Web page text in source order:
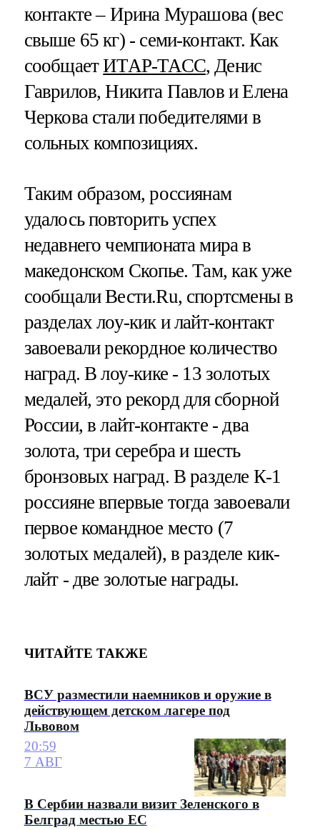
контакте – Ирина Мурашова (вес
свыше 65 кг) - семи-контакт. Как
сообщаетИТАР-ТАСС, Денис
Гаврилов, Никита Павлов и Елена
Черкова стали победителями в
сольных композициях.
Таким образом, россиянам
удалось повторить успех
недавнего чемпионата мира в
македонском Скопье. Там, как уже
сообщали Вести.Ru, спортсмены в
разделах лоу-кик и лайт-контакт
завоевали рекордное количество
наград. В лоу-кике - 13 золотых
медалей, это рекорд для сборной
России, в лайт-контакте - два
золота, три серебра и шесть
бронзовых наград. В разделе К-1
россияне впервые тогда завоевали
первое командное место (7
золотых медалей), в разделе кик-
лайт - две золотые награды.
ЧИТАЙТЕ ТАКЖЕ
ВСУ разместили наемников и оружие в
действующем детском лагере под
Львовом
20:59
7 АВГ
В Сербии назвали визит Зеленского в
Белград местью ЕС